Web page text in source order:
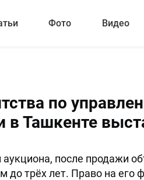
Фото Видео
по
в Ташкенте
аукциона, после продажи
до трёх лет. Право на его